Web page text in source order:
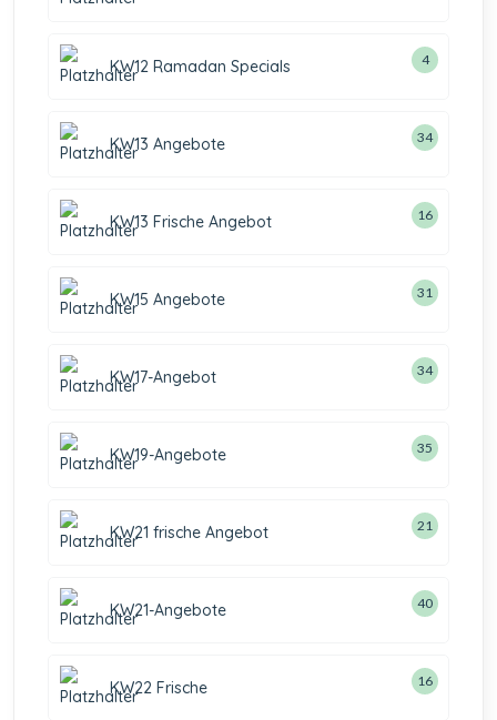
KW12 Ramadan Specials 4
KW13 Angebote 34
KW13 Frische Angebot 16
KW15 Angebote 31
KW17-Angebot 34
KW19-Angebote 35
KW21 frische Angebot 21
KW21-Angebote 40
KW22 Frische 16